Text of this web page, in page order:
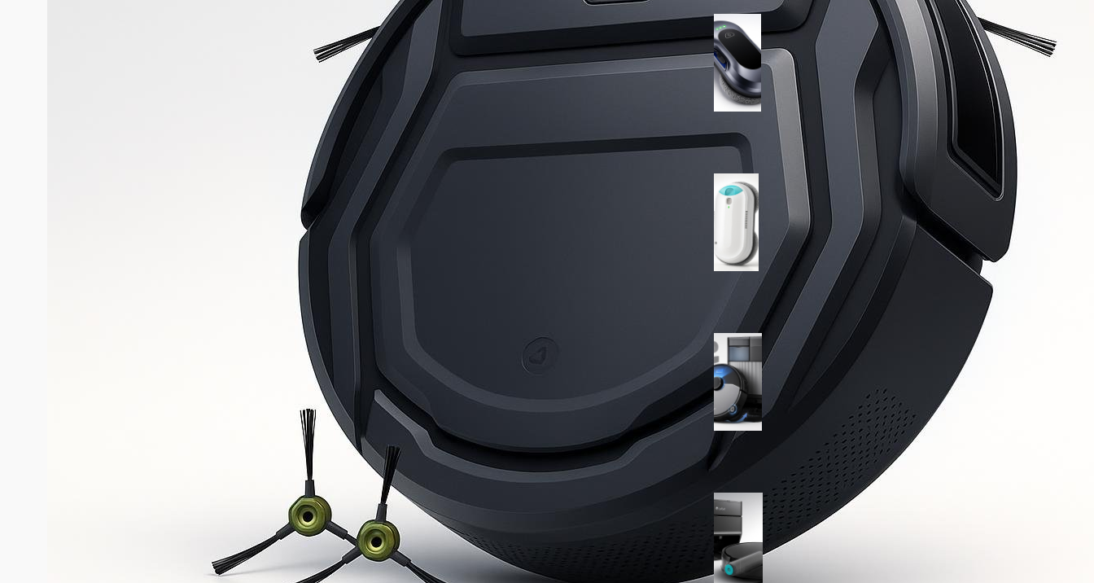
Robot lavavetri W22D su
Amazon: soluzione
automatica per finestre e
vetrate sempre in ordine
HIXZAP robot lavavetri in
offerta su Amazon: vetri puliti
automaticamente anche nei
punti più scomodi
Ultenic MX50, robot
aspirapolvere e lavapavimenti
con stazione all-in-one a
prezzo ribassato
Lefant M5 Pro con base
autosvuotante, occasione
interessante per chi vuole